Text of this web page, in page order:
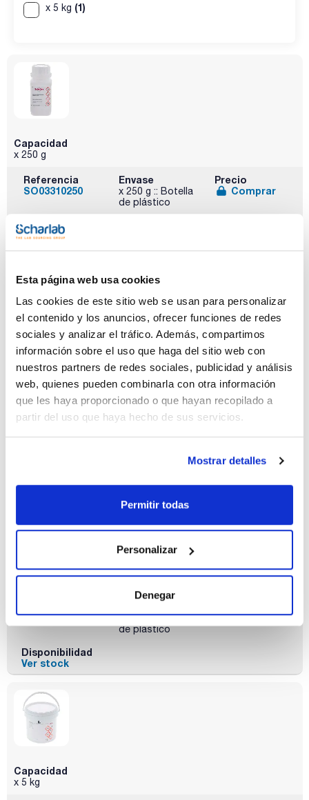
Esta página web usa cookies
Las cookies de este sitio web se usan para personalizar
el contenido y los anuncios, ofrecer funciones de redes
sociales y analizar el tráfico. Además, compartimos
información sobre el uso que haga del sitio web con
nuestros partners de redes sociales, publicidad y análisis
web, quienes pueden combinarla con otra información
que les haya proporcionado o que hayan recopilado a
partir del uso que haya hecho de sus servicios.
Mostrar detalles
Permitir todas
Personalizar
Denegar
x 5 kg (1)
Capacidad
x 250 g
Referencia
SO03310250
Envase
x 250 g :: Botella
de plástico
Precio
Comprar
Disponibilidad
Ver stock
Capacidad
x 500 g
Referencia
SO03310500
Envase
x 500 g :: Botella
de plástico
Precio
Comprar
Disponibilidad
Ver stock
Capacidad
x 1 kg
SO03311000
x 1 kg :: Botella
de plástico
Comprar
Disponibilidad
Ver stock
Capacidad
x 5 kg